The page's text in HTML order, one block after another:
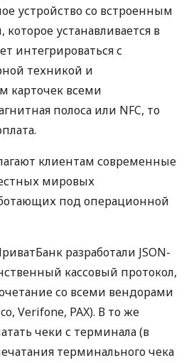
устройство со встроенным
устанавливается в
интегрироваться с
техникой и
карточек всеми
полоса или NFC, то
клиентам современные
мировых
под операционной
разработали JSON-
кассовый протокол,
со всеми вендорами
Verifone, PAX). В то же
чеки с терминала (в
терминального чека